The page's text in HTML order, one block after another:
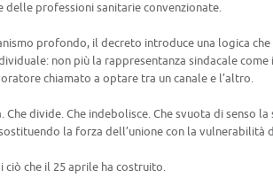
delle professioni sanitarie convenzionate.
profondo, il decreto introduce una logica
non più la rappresentanza sindacale
chiamato a optare tra un canale e l’altro.
Che divide. Che indebolisce. Che svuota di senso
la forza dell’unione con la vulnerabilità
che il 25 aprile ha costruito.